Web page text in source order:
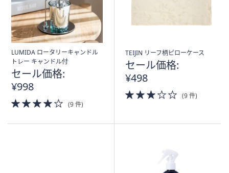
ス
ワ
イ
プ
し
て
閲
覧
で
LUMIDA ロータリーキャンドル
トレー キャンドル付
セール価格:
¥998
4.0
of
(9 件)
TEIJIN リーフ柄ピローケース
セール価格:
¥498
3.0
of
(9 件)